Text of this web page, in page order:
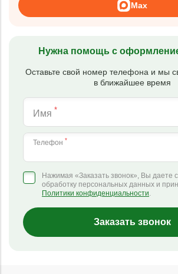
Max
Нужна помощь с
Оставьте свой номер телефона и мы
в ближайшее время
Имя *
Телефон *
Нажимая «Заказать звонок», Вы даете
обработку персональных данных и
Политики конфиденциальности.
Заказать звонок